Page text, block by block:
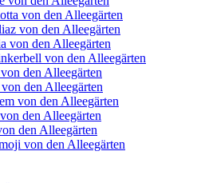
von den Alleegärten
von den Alleegärten
von den Alleegärten
von den Alleegärten
den Alleegärten
den Alleegärten
von den Alleegärten
den Alleegärten
den Alleegärten
von den Alleegärten